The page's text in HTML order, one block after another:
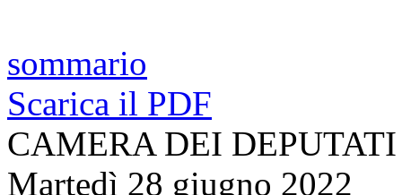
sommario
Scarica il PDF
CAMERA DEI DEPUTATI
Martedì 28 giugno 2022